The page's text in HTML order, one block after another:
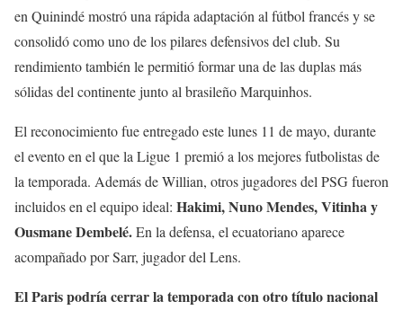
en Quinindé mostró una rápida adaptación al fútbol francés y se
consolidó como uno de los pilares defensivos del club. Su
rendimiento también le permitió formar una de las duplas más
sólidas del continente junto al brasileño Marquinhos.
El reconocimiento fue entregado este lunes 11 de mayo, durante
el evento en el que la Ligue 1 premió a los mejores futbolistas de
la temporada. Además de Willian, otros jugadores del PSG fueron
incluidos en el equipo ideal: Hakimi, Nuno Mendes, Vitinha y
Ousmane Dembelé.En la defensa, el ecuatoriano aparece
acompañado por Sarr, jugador del Lens.
El Paris podría cerrar la temporada con otro título nacional